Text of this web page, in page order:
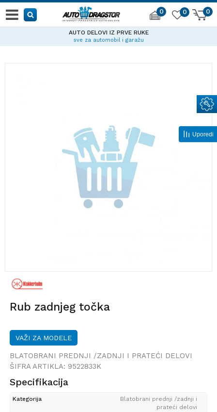
0 0
0
AUTO DELOVI IZ PRVE RUKE
sve za automobil i garažu
Rub zadnjeg točka
VAŽI ZA MODELE
BLATOBRANI PREDNJI /ZADNJI I PRATEĆI DELOVI
ŠIFRA ARTIKLA: 9522833K
Specifikacija
Kategorija
Blatobrani prednji /zadnji i
prateći delovi
Uporedi